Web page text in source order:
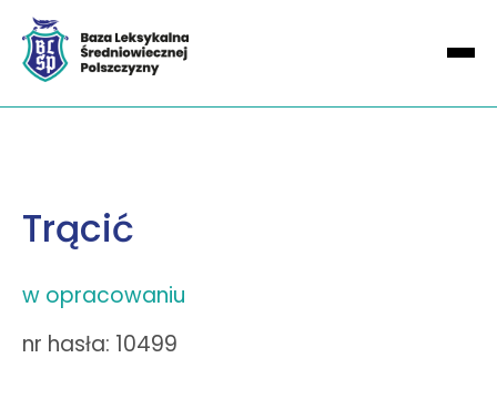
Trącić
w opracowaniu
nr hasła: 10499